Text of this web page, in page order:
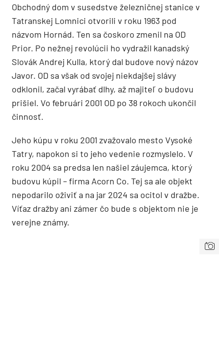
Obchodný dom v susedstve železničnej stanice v
Tatranskej Lomnici otvorili v roku 1963 pod
názvom Hornád. Ten sa čoskoro zmenil na OD
Prior. Po nežnej revolúcii ho vydražil kanadský
Slovák Andrej Kulla, ktorý dal budove nový názov
Javor. OD sa však od svojej niekdajšej slávy
odklonil, začal vyrábať dlhy, až majiteľ o budovu
prišiel. Vo februári 2001 OD po 38 rokoch ukončil
činnosť.
Jeho kúpu v roku 2001 zvažovalo mesto Vysoké
Tatry, napokon si to jeho vedenie rozmyslelo. V
roku 2004 sa predsa len našiel záujemca, ktorý
budovu kúpil – firma Acorn Co. Tej sa ale objekt
nepodarilo oživiť a na jar 2024 sa ocitol v dražbe.
Víťaz dražby ani zámer čo bude s objektom nie je
verejne známy.